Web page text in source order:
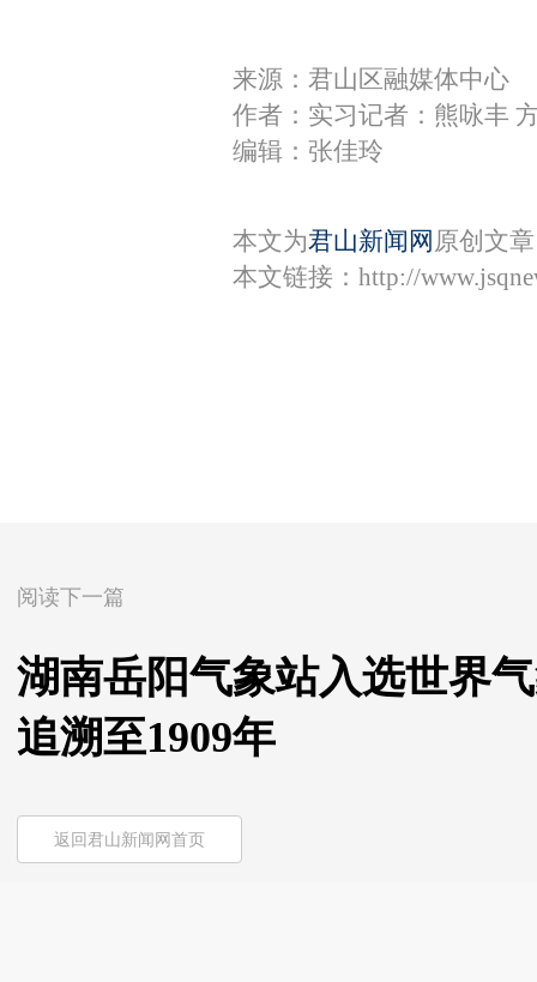
来源：君山区融媒体中心
作者：实习记者：熊咏丰
编辑：张佳玲
本文为君山新闻网 原创文
本文链接： http://
阅读下一篇
湖南岳阳气象站入选世界
追溯至1909年
返回君山新闻网首页